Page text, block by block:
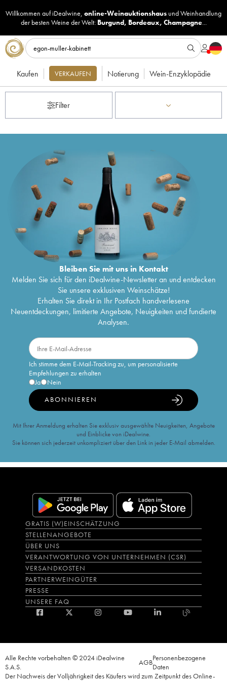
Willkommen auf iDealwine, online-Weinauktionshaus undWeinhandlung
der besten Weine der Welt: Burgund, Bordeaux, Champagne...
Kaufen VERKAUFEN Notierung Wein-Enzyklopädie
Filter
Bleiben Sie mit uns in Kontakt
Melden Sie sich für den iDealwine-Newsletter an und entdecken
Sie unsere exklusiven Weinschätze!
Erhalten Sie direkt in Ihr Postfach handverlesene
Neuentdeckungen, limitierte Angebote, Neuigkeiten und fundierte
Analysen.
Ich stimme dem E-Mail-Tracking zu, um personalisierte
Empfehlungen zu erhalten
Ja
Nein
ABONNIEREN
Mit Ihrer Anmeldung erhalten Sie exklusiv ausgewählte Neuigkeiten, Angebote
und Einblicke von iDealwine.
Sie können sich jederzeit unkompliziert über den Link in jeder E-Mail abmelden.
GRATIS (W)EINSCHÄTZUNG
STELLENANGEBOTE
ÜBER UNS
VERANTWORTUNG VON UNTERNEHMEN (CSR)
VERSANDKOSTEN
PARTNERWEINGÜTER
PRESSE
UNSERE FAQ
Alle Rechte vorbehalten © 2024 iDealwine
S.A.S.
AGBPersonenbezogene
Daten
Der Nachweis der Volljährigkeit des Käufers wird zum Zeitpunkt des Online-